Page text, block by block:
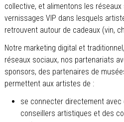
collective, et alimentons les
vernissages VIP dans lesquels
retrouvent autour de cadeaux (vin,
Notre marketing digital et
réseaux sociaux, nos partenariats
sponsors, des partenaires de
permettent aux artistes de :
se connecter directement
conseillers artistiques et des